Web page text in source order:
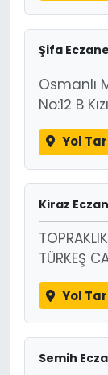
Şifa
Osmanlı
No:12 B
Yol
Kiraz
TÜRKEŞ
Yol
Semih